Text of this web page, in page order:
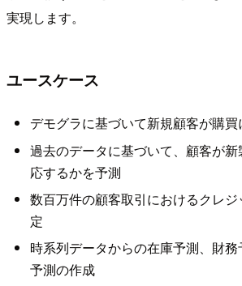
実現します。
ユースケース
デモグラに基づいて新規顧客が購
過去のデータに基づいて、顧客が
応するかを予測
数百万件の顧客取引におけるクレ
定
時系列データからの在庫予測、財務
予測の作成